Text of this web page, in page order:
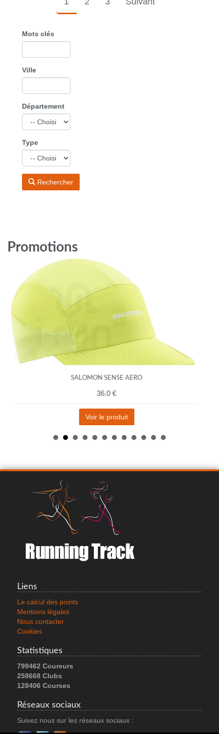
Mots clés
Ville
Département
Type
Rechercher
Promotions
SALOMON SENSE AERO
36.0 €
Voir le produit
GOREWEAR CONCURVE THERMO HYBRID
Liens
Le calcul des points
Mentions légales
Nous contacter
Cookies
Statistiques
799462 Coureurs
258668 Clubs
128406 Courses
Réseaux sociaux
Suivez nous sur les réseaux sociaux :